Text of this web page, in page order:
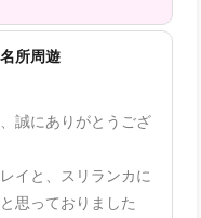
所周遊
誠にありがとうござ
イと、スリランカに
思っておりました